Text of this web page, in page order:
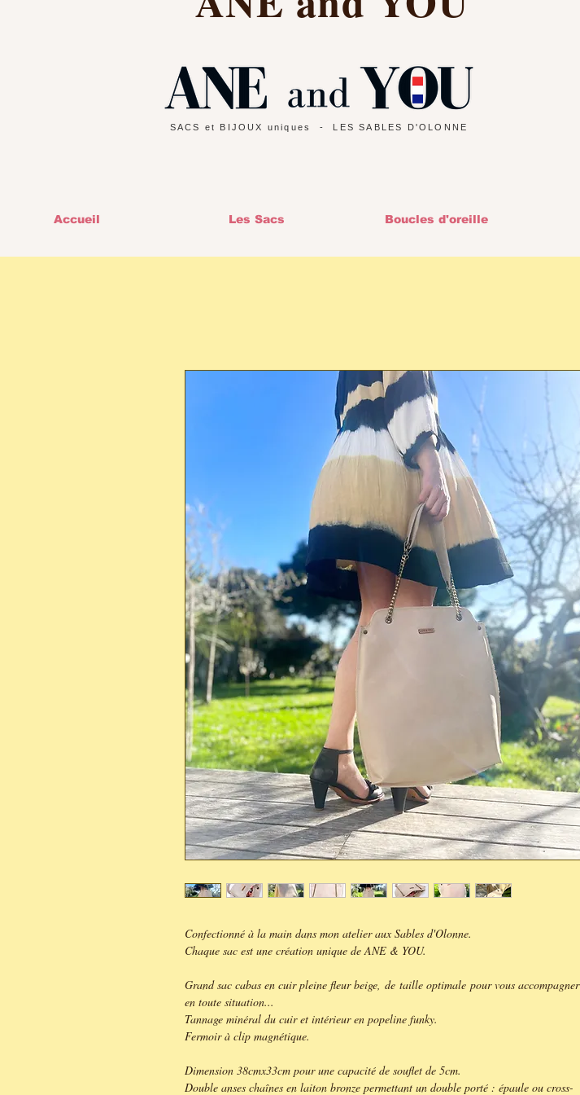
SACS et BIJOUX uniques
- LES SABLES D'OLONNE
Accueil Les Sacs Boucles d'oreille
Confectionné à la main dans mon atelier aux Sables d'Olonne.
Chaque sac est une création unique de ANE & YOU.
Grand sac cabas en cuir pleine fleur beige, de taille optimale pour vous accompagner
en toute situation...
Tannage minéral du cuir et intérieur en popeline funky.
Fermoir à clip magnétique.
Dimension 38cmx33cm pour une capacité de souflet de 5cm.
Double anses chaînes en laiton bronze permettant un double porté : épaule ou cross-